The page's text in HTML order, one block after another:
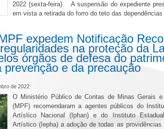
2022 (sexta-feira). A suspensão do expediente
em vista a retirada do forro do teto das
expedem Notificação
na proteção da
órgãos de defesa do
prevenção e da precaução
de 2022
O Ministério Público de Contas de Minas Gerais
(MPF) recomendaram a agentes públicos do
Artístico Nacional (Iphan) e do Instituto
Artístico (Iepha) a adoção de todas as providências